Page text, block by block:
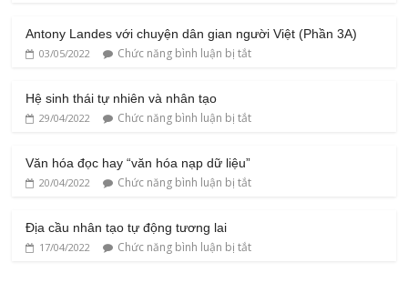
Antony Landes với chuyện dân gian người Việt (Phần 3A)
03/05/2022 Chức năng bình luận bị tắt
Hệ sinh thái tự nhiên và nhân tạo
29/04/2022 Chức năng bình luận bị tắt
Văn hóa đọc hay “văn hóa nạp dữ liệu”
20/04/2022 Chức năng bình luận bị tắt
Địa cầu nhân tạo tự động tương lai
17/04/2022 Chức năng bình luận bị tắt